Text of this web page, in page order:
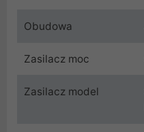
Obudowa
Zasilacz moc
Zasilacz model